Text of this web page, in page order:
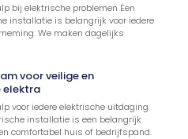
bij elektrische problemen Een
installatie is belangrijk voor iedere
We maken dagelijks
voor veilige en
elektra
voor iedere elektrische uitdaging
installatie is een belangrijk
comfortabel huis of bedrijfspand.